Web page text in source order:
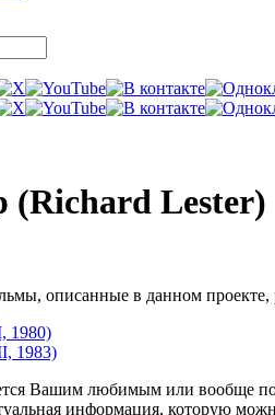
(Richard Lester)
описанные в данном проекте,
1980)
1983)
Вашим любимым или вообще
информация, которую